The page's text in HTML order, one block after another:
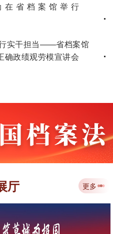
党工作会议
省档案馆举行
实干担当——省档案馆
确政绩观劳模宣讲会
利举办
2026-07-16
评2026年度全国社科联
2026-07-16
07-10
续文脉华章——江苏省中
作品移交展”在省档案
厅 更多